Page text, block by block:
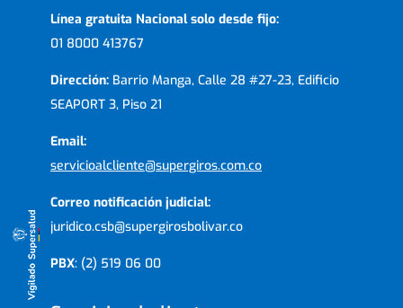
Línea gratuita Nacional solo desde fijo:
01 8000 413767
Dirección: Barrio Manga, Calle 28 #27-23, Edificio
SEAPORT 3, Piso 21
Email:
servicioalcliente@supergiros.com.co
Correo notificación judicial:
juridico.csb@supergirosbolivar.co
PBX: (2) 519 06 00